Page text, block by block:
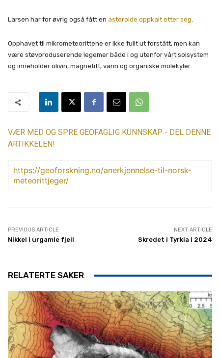
Larsen har for øvrig også fått en asteroide oppkalt etter seg.
Opphavet til mikrometeorittene er ikke fullt ut forstått, men kan
være støvproduserende legemer både i og utenfor vårt solsystem
og inneholder olivin, magnetitt, vann og organiske molekyler.
VÆR MED OG SPRE GEOFAGLIG KUNNSKAP - DEL DENNE
ARTIKKELEN!
https://geoforskning.no/anerkjennelse-til-norsk-
meteorittjeger/
PREVIOUS ARTICLE
Nikkel i urgamle fjell
NEXT ARTICLE
Skredet i Tyrkia i 2024
RELATERTE SAKER